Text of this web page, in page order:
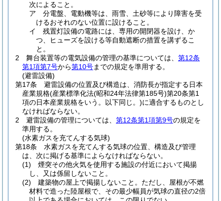
次によること。
ア
分電盤、電動機等は、雨雪、土砂等により障害を受
けるおそれのない位置に設けること。
イ
残置灯設備の電路には、専用の開閉器を設け、か
つ、ヒューズを設ける等自動遮断の措置を講ずるこ
と。
2
舞台装置等の電気設備の管理の基準については、 第12条
第1項第7号から第10号までの規定を準用する。
(避雷設備)
第17条
避雷設備の位置及び構造は、消防長が指定する日本
産業規格(産業標準化法(昭和24年法律第185号)第20条第1
項の日本産業規格をいう。以下同じ。)に適合するものとし
なければならない。
2
避雷設備の管理については、 第12条第1項第9号の規定を
準用する。
(水素ガスを充てんする気球)
第18条
水素ガスを充てんする気球の位置、構造及び管理
は、次に掲げる基準によらなければならない。
(1)
煙突その他火気を使用する施設の付近において掲揚
し、又は係留しないこと。
(2)
建築物の屋上で掲揚しないこと。 ただし、屋根が不燃
材料で造った陸屋根で、その最少幅員が気球の直径の2倍